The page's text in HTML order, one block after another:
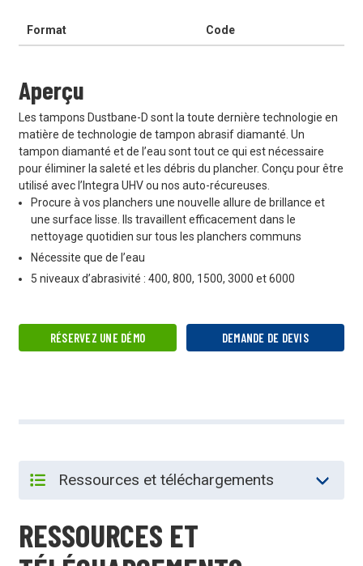
Format Code
Aperçu
Les tampons Dustbane-D sont la toute dernière technologie en
matière de technologie de tampon abrasif diamanté. Un
tampon diamanté et de l’eau sont tout ce qui est nécessaire
pour éliminer la saleté et les débris du plancher. Conçu pour être
utilisé avec l’Integra UHV ou nos auto-récureuses.
Procure à vos planchers une nouvelle allure de brillance et
une surface lisse. Ils travaillent efficacement dans le
nettoyage quotidien sur tous les planchers communs
Nécessite que de l’eau
5 niveaux d’abrasivité : 400, 800, 1500, 3000 et 6000
RÉSERVEZ UNE DÉMO DEMANDE DE DEVIS
RESSOURCES ET